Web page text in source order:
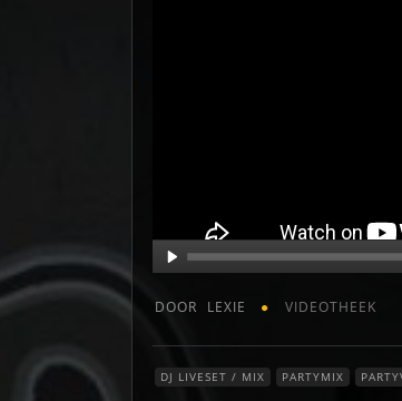
DOOR LEXIE VIDEOTHEEK
DJ LIVESET / MIX PARTYMIX